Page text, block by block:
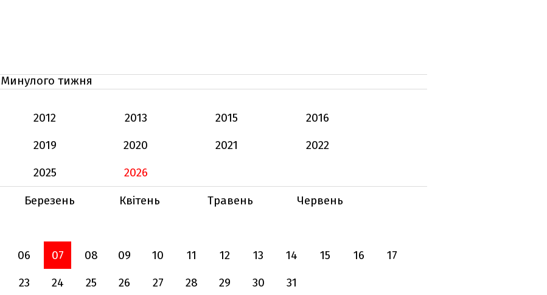
Минулого тижня
2012 2013 2015
2016
2019 2020 2021
2022
2025
2026
Березень Квітень Травень
Червень
06 07 08 09 10 11 12 13 14 15 16
17
23 24 25 26 27 28 29 30 31